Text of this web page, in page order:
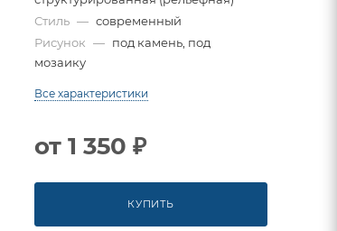
Стиль — современный
Рисунок — под камень, под
мозаику
Все характеристики
от 1 350 ₽
КУПИТЬ